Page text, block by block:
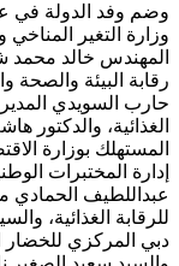
وضم وفد الدولة في
وزارة التغير
المهندس خالد محمد
رقابة البيئة والصحة
حارب السويدي المدير
الغذائية، والدكتور
المستهلك بوزارة
إدارة المختبرات
عبداللطيف الحمادي
للرقابة الغذائية،
دبي المركزي للخضار